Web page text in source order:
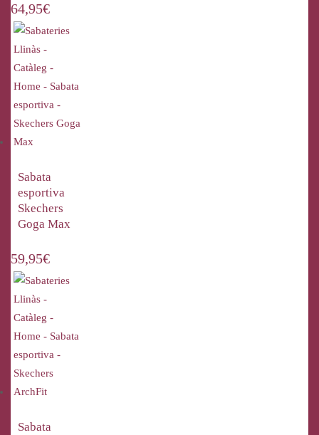
64,95€
Sabata
esportiva
Skechers
Goga Max
59,95€
Sabata